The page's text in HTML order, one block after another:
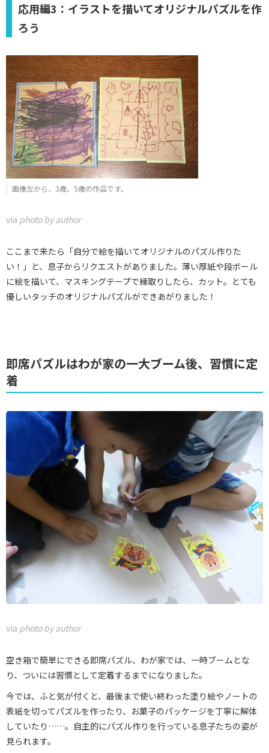
応用編3：イラストを描いてオリジナルパズルを作
ろう
画像左から、3歳、5歳の作品です。
via photo by author
ここまで来たら「自分で絵を描いてオリジナルのパズル作りた
い！」と、息子からリクエストがありました。薄い厚紙や段ボール
に絵を描いて、マスキングテープで縁取りしたら、カット。とても
優しいタッチのオリジナルパズルができあがりました！
即席パズルはわが家の一大ブーム後、習慣に定
着
via photo by author
空き箱で簡単にできる即席パズル、わが家では、一時ブームとな
り、ついには習慣として定着するまでになりました。
今では、ふと気が付くと、最後まで使い終わった塗り絵やノートの
表紙を切ってパズルを作ったり、お菓子のパッケージを丁寧に解体
していたり……。自主的にパズル作りを行っている息子たちの姿が
見られます。